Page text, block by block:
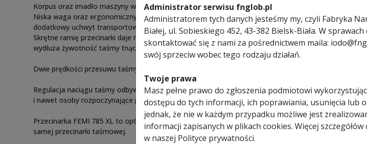
Administrator serwisu fnglob.pl
Administratorem tych danych jesteśmy my, czyli Fabryka
Białej, ul. Sobieskiego 452, 43-382 Bielsk-Biała. W
skontaktować się z nami za pośrednictwem maila:
swój sprzeciw wobec tego rodzaju działań.
Twoje prawa
Masz pełne prawo do zgłoszenia podmiotowi
dostępu do tych informacji, ich poprawiania, usunięcia lub
jednak, że nie w każdym przypadku możliwe jest
informacji zapisanych w plikach cookies. Więcej
w naszej Polityce prywatności.
Korpus oraz imadło maszyny w całości wykonane z odlewu, natomiast podstawa wykonana z
Niska waga oraz ergonomiczny uchwyt umożliwiają łatwe przenoszenie przecinarki. Aby transport
dodatkowy uchwyt transportowy wykonany z wytrzymałego tworzywa sztucznego.
Skrętne ramię przecinarki daje możliwość cięcia materiału pod kątem do 45°. Prowadzenie taśmy za
wydłuża żywotność taśmy tnącej.
Dwie prędkości przesuwu taśmy (60 i 80 m/min.), zapewniają możliwość optymlanje prędkości dla
Regulacja naciągu taśmy odbywa się ręcznie za pomocą pokrętła znajdującego się obok uchwytu
i nawet osoby rozpoczynające pracę z tego typu przecinarką wymienią taśmę tnącą w bardzo
Przecinarka FEMI 785 XL to optymalny wybór dla bardziej wymagających użytkowników, ceniących
samej przecinarki taśmowej.